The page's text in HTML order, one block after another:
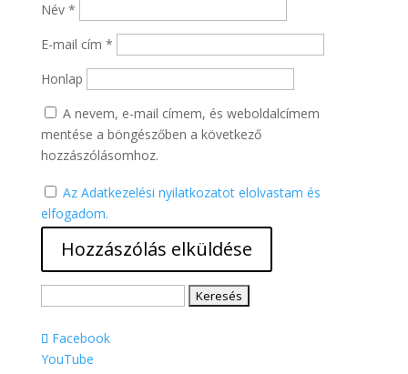
Név *
E-mail cím *
Honlap
A nevem, e-mail címem, és weboldalcímem
mentése a böngészőben a következő
hozzászólásomhoz.
Az Adatkezelési nyilatkozatot elolvastam és
elfogadom.
Facebook
YouTube